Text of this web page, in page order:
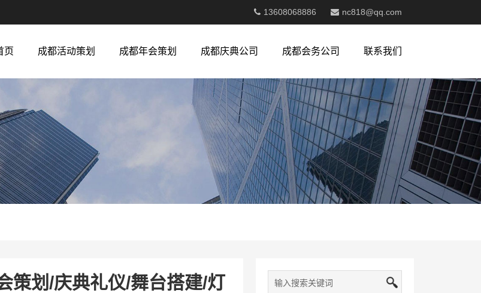
13608068886 nc818@qq.com
页 成都活动策划 成都年会策划 成都庆典公司 成都会务公司 联系我们
策划/庆典礼仪/舞台搭建/灯